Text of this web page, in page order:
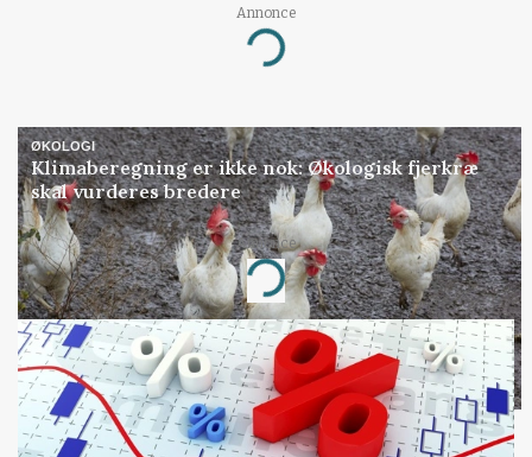
Annonce
Loading...
ØKOLOGI
Klimaberegning er ikke nok: Økologisk fjerkræ
skal vurderes bredere
Annonce
Loading...